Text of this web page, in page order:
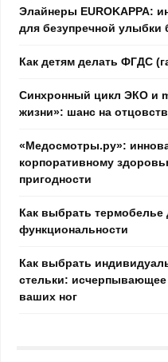
Элайнеры EUROKAPPA:
для безупречной улыбки
Как детям делать ФГДС
Синхронный цикл ЭКО и
жизни»: шанс на
«Медосмотры.ру»:
корпоративному
пригодности
Как выбрать термобелье
функциональности
Как выбрать
стельки:
ваших ног